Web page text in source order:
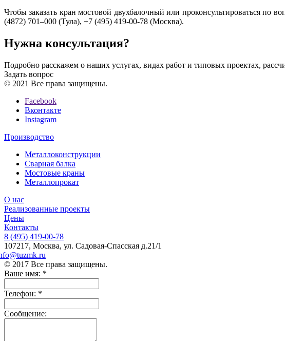
Чтобы заказать кран мостовой двухбалочный или проконсультироваться по
(4872) 701–000 (Тула), +7 (495) 419-00-78 (Москва).
Нужна консультация?
Подробно расскажем о наших услугах, видах работ и типовых проектах,
Задать вопрос
© 2021 Все права защищены.
Facebook
Вконтакте
Instagram
Производство
Металлоконструкции
Сварная балка
Мостовые краны
Металлопрокат
О нас
Реализованные проекты
Цены
Контакты
8 (495) 419-00-78
107217, Москва, ул. Садовая-Спасская д.21/1
© 2017 Все права защищены.
Ваше имя: *
Телефон: *
Сообщение: